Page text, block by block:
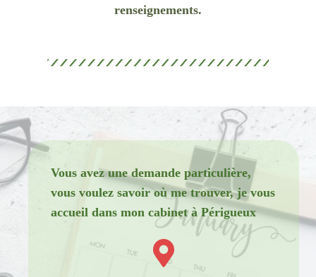
renseignements.
Vous avez une demande particulière,
vous voulez savoir où me trouver, je vous
accueil dans mon cabinet à Périgueux